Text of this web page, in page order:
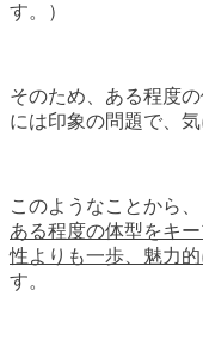
す。）
そのため、ある程度
には印象の問題で、
このようなことから、
ある程度の体型をキ
性よりも一歩、魅力
す。